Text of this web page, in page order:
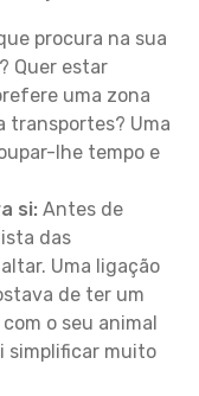
procura na sua
Quer estar
uma zona
transportes? Uma
lhe tempo e
si: Antes de
das
Uma ligação
de ter um
o seu animal
simplificar muito